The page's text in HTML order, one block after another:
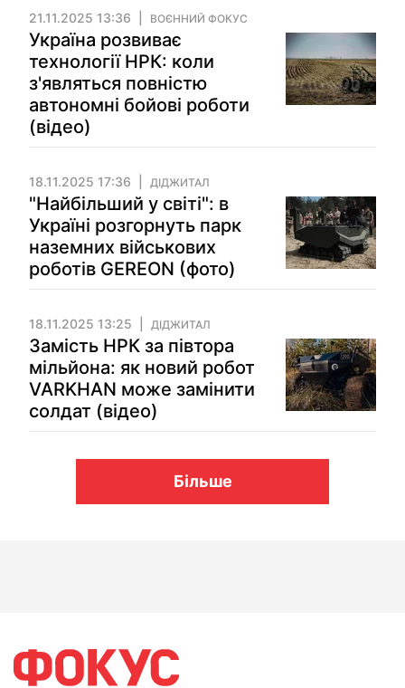
21.11.2025 13:36 ВОЄННИЙ ФОКУС
Україна розвиває
технології НРК: коли
з'являться повністю
автономні бойові роботи
(відео)
18.11.2025 17:36 ДІДЖИТАЛ
"Найбільший у світі": в
Україні розгорнуть парк
наземних військових
роботів GEREON (фото)
18.11.2025 13:25 ДІДЖИТАЛ
Замість НРК за півтора
мільйона: як новий робот
VARKHAN може замінити
солдат (відео)
Більше